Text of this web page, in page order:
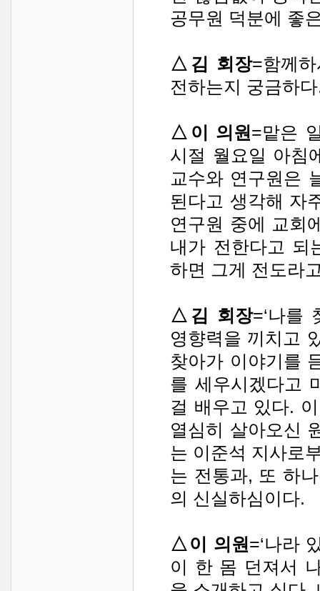
공무원 덕분에 좋
△김 회장=함께
전하는지 궁금하
△이 의원=맡은
시절 월요일 아침
교수와 연구원은
된다고 생각해 자
연구원 중에 교회
내가 전한다고 되
하면 그게 전도라
△김 회장=‘나를
영향력을 끼치고
찾아가 이야기를
를 세우시겠다고
걸 배우고 있다.
열심히 살아오신
는 이준석 지사로
는 전통과, 또 하
의 신실하심이다.
△이 의원=‘나라
이 한 몸 던져서